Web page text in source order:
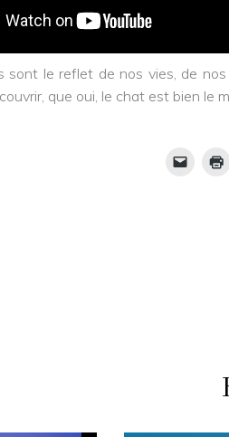
sont le reflet de nos vies, de
que oui, le chat est bien le